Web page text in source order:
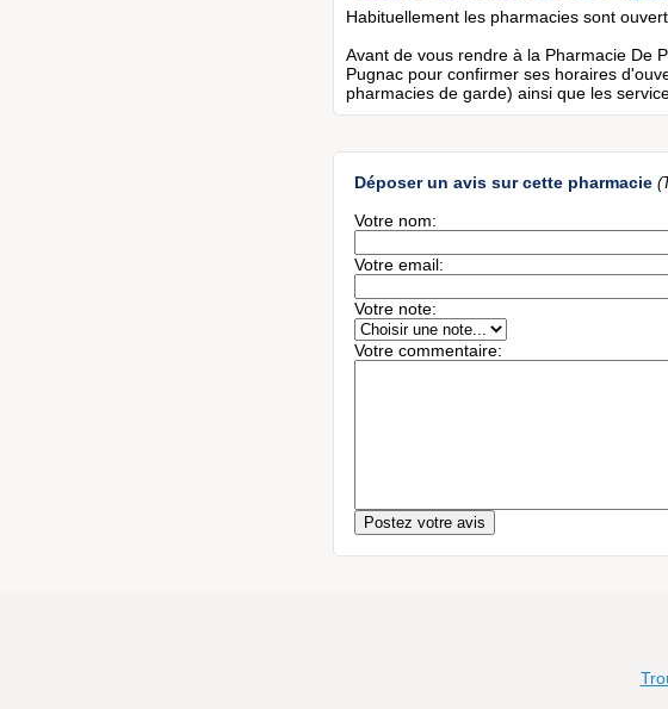
Habituellement les pharmacies sont
Avant de vous rendre à la Pharmacie De
Pugnac pour confirmer ses horaires
pharmacies de garde) ainsi que les
Déposer un avis sur cette pharmacie
Votre nom:
Votre email:
Votre note:
Votre commentaire: